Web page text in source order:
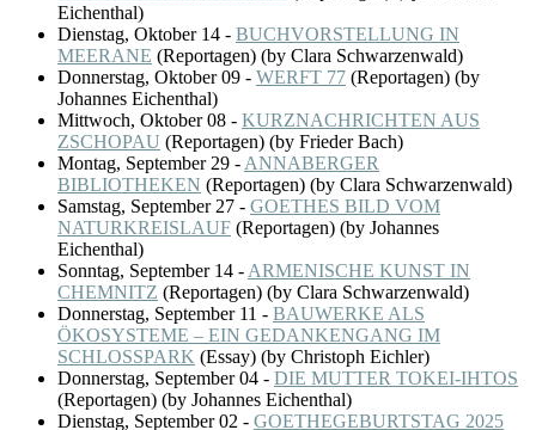
Eichenthal)
Dienstag, Oktober 14 - BUCHVORSTELLUNG IN
MEERANE (Reportagen) (by Clara Schwarzenwald)
Donnerstag, Oktober 09 - WERFT 77 (Reportagen) (by
Johannes Eichenthal)
Mittwoch, Oktober 08 - KURZNACHRICHTEN AUS
ZSCHOPAU (Reportagen) (by Frieder Bach)
Montag, September 29 - ANNABERGER
BIBLIOTHEKEN (Reportagen) (by Clara Schwarzenwald)
Samstag, September 27 - GOETHES BILD VOM
NATURKREISLAUF (Reportagen) (by Johannes
Eichenthal)
Sonntag, September 14 - ARMENISCHE KUNST IN
CHEMNITZ (Reportagen) (by Clara Schwarzenwald)
Donnerstag, September 11 - BAUWERKE ALS
ÖKOSYSTEME – EIN GEDANKENGANG IM
SCHLOSSPARK (Essay) (by Christoph Eichler)
Donnerstag, September 04 - DIE MUTTER TOKEI-IHTOS
(Reportagen) (by Johannes Eichenthal)
Dienstag, September 02 - GOETHEGEBURTSTAG 2025